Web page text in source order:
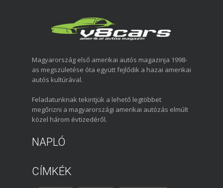
Magyarország első amerikai autós magazinja 1998-
as megszületése óta együtt fejlődik a hazai amerikai
autós kultúrával.
Feladatunknak tekintjük a lehető legtöbbet
megőrizni a magyarországi amerikai autózás elmúlt
közel három évtizedéről.
NAPLÓ
CÍMKÉK